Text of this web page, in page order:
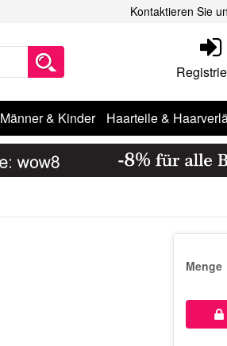
Kontaktieren Sie
Männer & Kinder Haarteile &
Menge